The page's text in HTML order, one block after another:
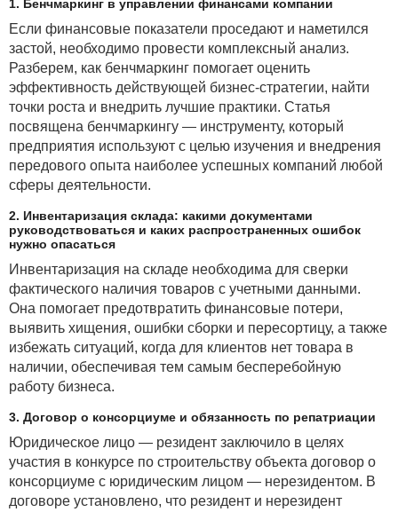
1. Бенчмаркинг в управлении финансами компании
Если финансовые показатели проседают и наметился
застой, необходимо провести комплексный анализ.
Разберем, как бенчмаркинг помогает оценить
эффективность действующей бизнес-стратегии, найти
точки роста и внедрить лучшие практики. Статья
посвящена бенчмаркингу — инструменту, который
предприятия используют с целью изучения и внедрения
передового опыта наиболее успешных компаний любой
сферы деятельности.
2. Инвентаризация склада: какими документами
руководствоваться и каких распространенных ошибок
нужно опасаться
Инвентаризация на складе необходима для сверки
фактического наличия товаров с учетными данными.
Она помогает предотвратить финансовые потери,
выявить хищения, ошибки сборки и пересортицу, а также
избежать ситуаций, когда для клиентов нет товара в
наличии, обеспечивая тем самым бесперебойную
работу бизнеса.
3. Договор о консорциуме и обязанность по репатриации
Юридическое лицо — резидент заключило в целях
участия в конкурсе по строительству объекта договор о
консорциуме с юридическим лицом — нерезидентом. В
договоре установлено, что резидент и нерезидент